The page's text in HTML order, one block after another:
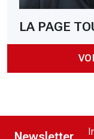
LA PAGE